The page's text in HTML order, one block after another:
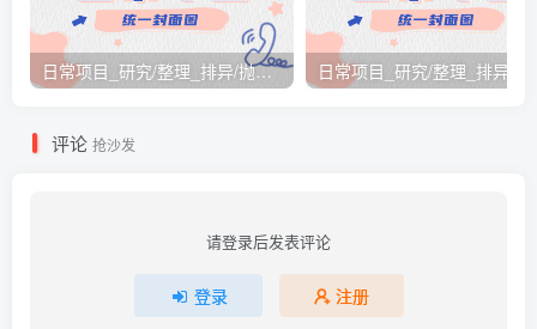
日常项目_研究/整理_排异/抛弃汇总[26.3.15-3.21整理]
评论 抢沙发
请登录后发表评论
登录 注册